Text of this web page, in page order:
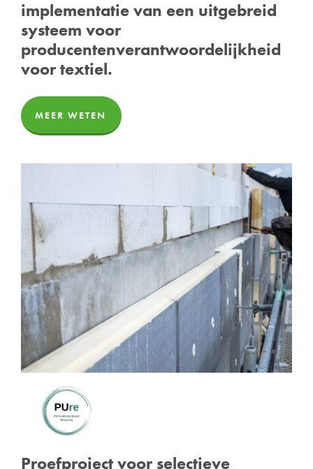
implementatie van een uitgebreid
systeem voor
producentenverantwoordelijkheid
voor textiel.
MEER WETEN
Proefproject voor selectieve